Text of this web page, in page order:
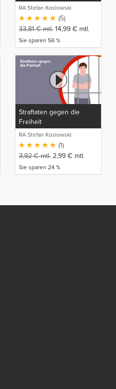
Individualrechtsgüter und
gegen Rechtsgüter der
Allgemeinheit
RA Stefan Koslowski
(5)
33,81€mtl. 14,99 € mtl.
Sie sparen 56 %
Straftaten gegen die
Freiheit
RA Stefan Koslowski
(1)
3,92€mtl. 2,99 € mtl.
Sie sparen 24 %